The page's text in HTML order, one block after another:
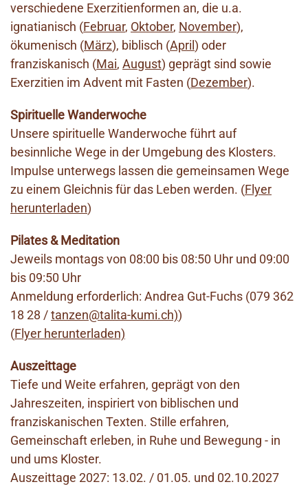
verschiedene Exerzitienformen an, die u.a.
ignatianisch (Februar, Oktober, November),
ökumenisch (März), biblisch (April ) oder
franziskanisch (Mai, August) geprägt sind sowie
Exerzitien im Advent mit Fasten (Dezember).
Spirituelle Wanderwoche
Unsere spirituelle Wanderwoche führt auf
besinnliche Wege in der Umgebung des Klosters.
Impulse unterwegs lassen die gemeinsamen Wege
zu einem Gleichnis für das Leben werden. (Flyer
herunterladen)
Pilates & Meditation
Jeweils montags von 08:00 bis 08:50 Uhr und 09:00
bis 09:50 Uhr
Anmeldung erforderlich: Andrea Gut-Fuchs (079 362
18 28 /tanzen@talita-kumi.ch))
(Flyer herunterladen)
Auszeittage
Tiefe und Weite erfahren, geprägt von den
Jahreszeiten, inspiriert von biblischen und
franziskanischen Texten. Stille erfahren,
Gemeinschaft erleben, in Ruhe und Bewegung - in
und ums Kloster.
Auszeittage 2027: 13.02. / 01.05. und 02.10.2027